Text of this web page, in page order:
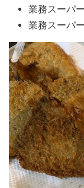
業務スーパ
業務スーパ